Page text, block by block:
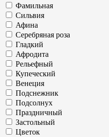
Фамильная
Сильвия
Афина
Серебряная роза
Гладкий
Афродита
Рельефный
Купеческий
Венеция
Подснежник
Подсолнух
Праздничный
Застольный
Цветок